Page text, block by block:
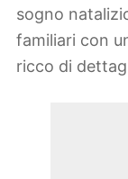
sogno
familiari con
ricco di